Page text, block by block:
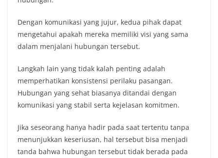
Dengan komunikasi yang jujur, kedua pihak dapat
mengetahui apakah mereka memiliki visi yang sama
dalam menjalani hubungan tersebut.
Langkah lain yang tidak kalah penting adalah
memperhatikan konsistensi perilaku pasangan.
Hubungan yang sehat biasanya ditandai dengan
komunikasi yang stabil serta kejelasan komitmen.
Jika seseorang hanya hadir pada saat tertentu tanpa
menunjukkan keseriusan, hal tersebut bisa menjadi
tanda bahwa hubungan tersebut tidak berada pada